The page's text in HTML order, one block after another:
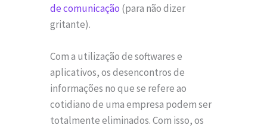
de comunicação (para não dizer
gritante).
Com a utilização de softwares e
aplicativos, os desencontros de
informações no que se refere ao
cotidiano de uma empresa podem ser
totalmente eliminados. Com isso, os